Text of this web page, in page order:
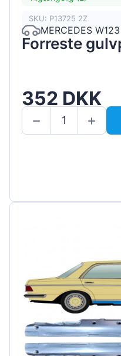
SKU: P13725 2Z
MERCEDES
Forreste
352 DKK